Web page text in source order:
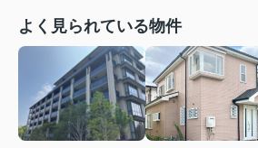
よく見られている物件